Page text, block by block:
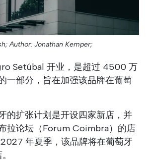
Author: Jonathan Kemper;
Setúbal 开业，是超过 4500 万
一部分，旨在加强该品牌在葡萄
的扩张计划是开设四家新店，并
拉论坛（Forum Coimbra）的店
年夏季，该品牌将在葡萄牙